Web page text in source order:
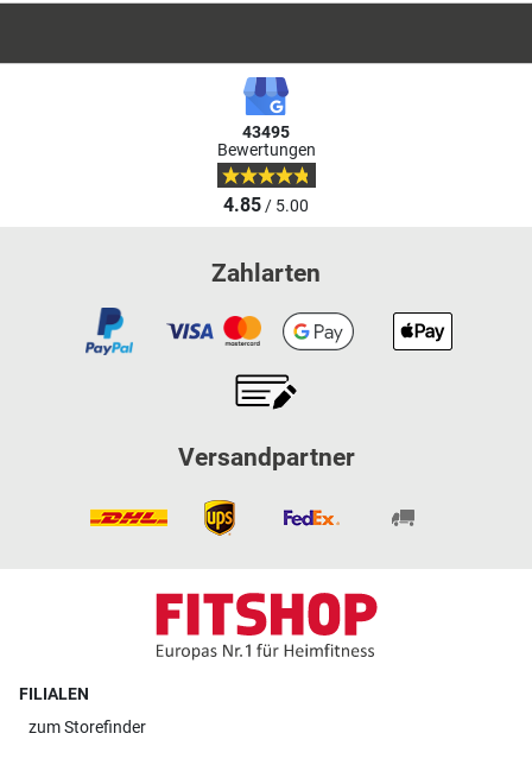
43495
Bewertungen
4.85/ 5.00
Zahlarten
Versandpartner
FILIALEN
zumStorefinder